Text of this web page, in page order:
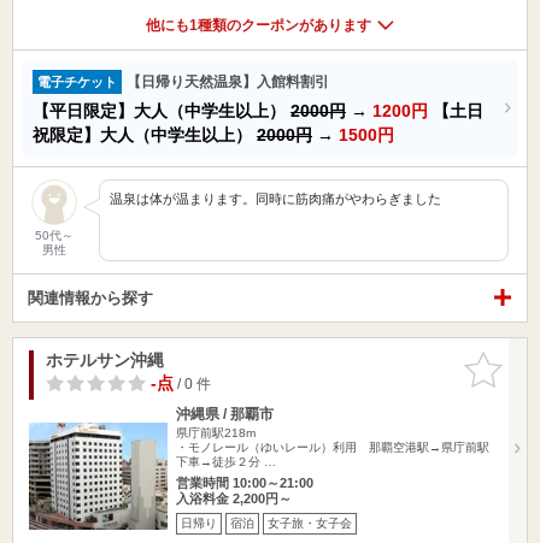
他にも1種類のクーポンがあります
電子チケット 【日帰り天然温泉】入館料割引
【平日限定】大人（中学生以上） 2000円 → 1200円
【土日
祝限定】大人（中学生以上） 2000円 → 1500円
50代～
男性
温泉は体が温まります。同時に筋肉痛がやわらぎました
関連情報から探す
お気に入
りに追加
ホテルサン沖縄
-点/ 0 件
沖縄県 / 那覇市
県庁前駅218m
・モノレール（ゆいレール）利用 那覇空港駅→県庁前駅
下車→徒歩２分 …
営業時間 10:00～21:00
入浴料金 2,200円～
日帰り 宿泊 女子旅・女子会